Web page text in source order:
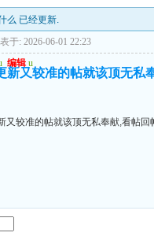
么 已经更新.
于: 2026-06-01 22:23
编辑 u
新又较准的帖就该顶无私
又较准的帖就该顶无私奉献,看帖回